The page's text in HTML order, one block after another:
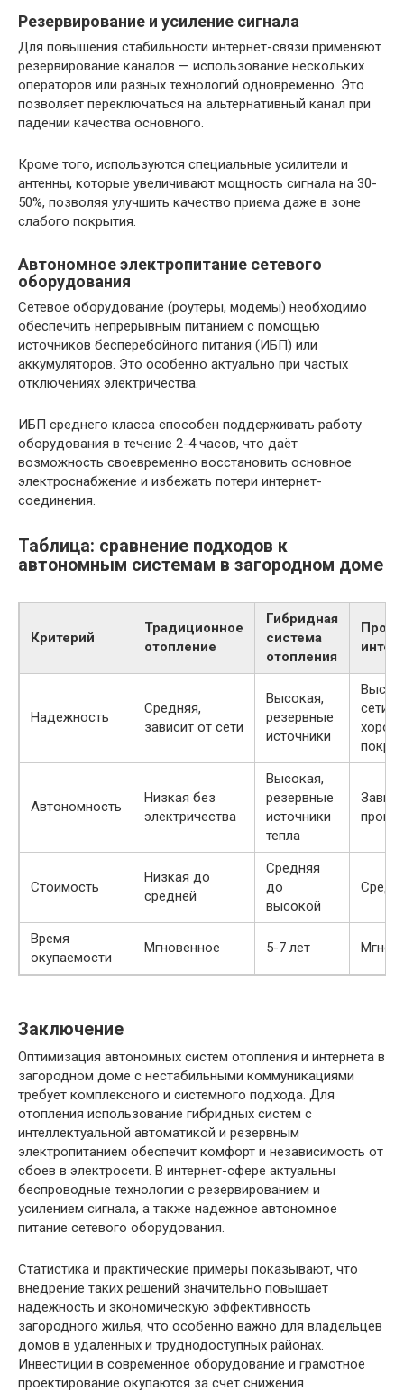
Резервирование и усиление сигнала
Для повышения стабильности интернет-связи применяют
резервирование каналов — использование нескольких
операторов или разных технологий одновременно. Это
позволяет переключаться на альтернативный канал при
падении качества основного.
Кроме того, используются специальные усилители и
антенны, которые увеличивают мощность сигнала на 30-
50%, позволяя улучшить качество приема даже в зоне
слабого покрытия.
Автономное электропитание сетевого
оборудования
Сетевое оборудование (роутеры, модемы) необходимо
обеспечить непрерывным питанием с помощью
источников бесперебойного питания (ИБП) или
аккумуляторов. Это особенно актуально при частых
отключениях электричества.
ИБП среднего класса способен поддерживать работу
оборудования в течение 2-4 часов, что даёт
возможность своевременно восстановить основное
электроснабжение и избежать потери интернет-
соединения.
Таблица: сравнение подходов к
автономным системам в загородном доме
Критерий
Традиционное
отопление
Гибридная
система
отопления
Надежность
Средняя,
зависит от сети
Высокая,
резервные
источники
сети с
Автономность
Низкая без
электричества
Высокая,
резервные
источники
тепла
Стоимость
Низкая до
средней
Средняя
до
высокой
Время
окупаемости
Мгновенное 5-7 лет
Заключение
Оптимизация автономных систем отопления и интернета в
загородном доме с нестабильными коммуникациями
требует комплексного и системного подхода. Для
отопления использование гибридных систем с
интеллектуальной автоматикой и резервным
электропитанием обеспечит комфорт и независимость от
сбоев в электросети. В интернет-сфере актуальны
беспроводные технологии с резервированием и
усилением сигнала, а также надежное автономное
питание сетевого оборудования.
Статистика и практические примеры показывают, что
внедрение таких решений значительно повышает
надежность и экономическую эффективность
загородного жилья, что особенно важно для владельцев
домов в удаленных и труднодоступных районах.
Инвестиции в современное оборудование и грамотное
проектирование окупаются за счет снижения